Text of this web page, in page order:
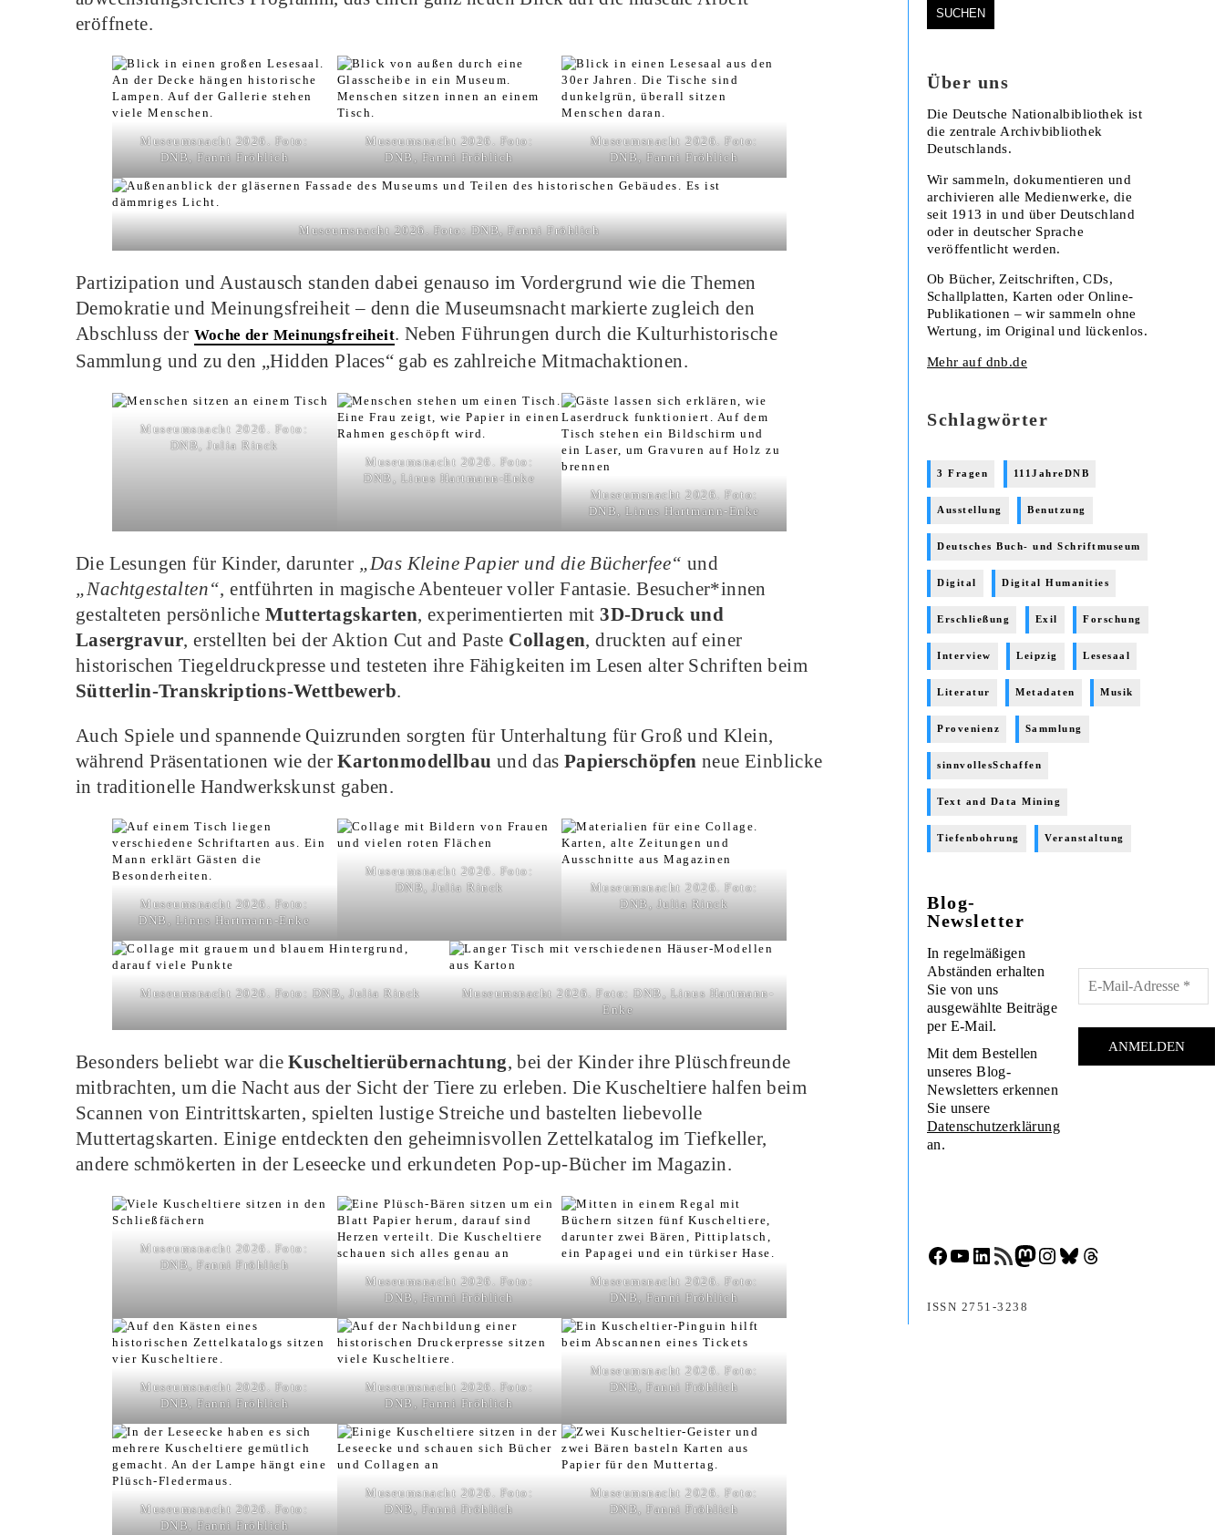
eröffnete.
Museumsnacht 2026. Foto:
DNB, Fanni Fröhlich
Museumsnacht 2026. Foto:
DNB, Fanni Fröhlich
Museumsnacht 2026. Foto:
DNB, Fanni Fröhlich
Museumsnacht 2026. Foto: DNB, Fanni Fröhlich
Partizipation und Austausch standen dabei genauso im Vordergrund wie die Themen
Demokratie und Meinungsfreiheit – denn die Museumsnacht markierte zugleich den
Abschluss der Woche der Meinungsfreiheit. Neben Führungen durch die Kulturhistorische
Sammlung und zu den „Hidden Places“ gab es zahlreiche Mitmachaktionen.
Museumsnacht 2026. Foto:
DNB, Julia Rinck
Museumsnacht 2026. Foto:
DNB, Linus Hartmann-Enke
Museumsnacht 2026. Foto:
DNB, Linus Hartmann-Enke
Die Lesungen für Kinder, darunter „Das Kleine Papier und die Bücherfee“ und
„Nachtgestalten“, entführten in magische Abenteuer voller Fantasie. Besucher*innen
gestalteten persönliche Muttertagskarten, experimentierten mit3D-Druck und
Lasergravur, erstellten bei der Aktion Cut and Paste Collagen, druckten auf einer
historischen Tiegeldruckpresse und testeten ihre Fähigkeiten im Lesen alter Schriften beim
Sütterlin-Transkriptions-Wettbewerb.
Auch Spiele und spannende Quizrunden sorgten für Unterhaltung für Groß und Klein,
während Präsentationen wie derKartonmodellbau und dasPapierschöpfen neue Einblicke
in traditionelle Handwerkskunst gaben.
Museumsnacht 2026. Foto:
DNB, Linus Hartmann-Enke
Museumsnacht 2026. Foto:
DNB, Julia Rinck
Museumsnacht 2026. Foto:
DNB, Julia Rinck
Museumsnacht 2026. Foto: DNB, Julia Rinck
Museumsnacht 2026. Foto: DNB, Linus Hartmann-
Enke
Besonders beliebt war dieKuscheltierübernachtung, bei der Kinder ihre Plüschfreunde
mitbrachten, um die Nacht aus der Sicht der Tiere zu erleben. Die Kuscheltiere halfen beim
Scannen von Eintrittskarten, spielten lustige Streiche und bastelten liebevolle
Muttertagskarten. Einige entdeckten den geheimnisvollen Zettelkatalog im Tiefkeller,
andere schmökerten in der Leseecke und erkundeten Pop-up-Bücher im Magazin.
Museumsnacht 2026. Foto:
DNB, Fanni Fröhlich
Museumsnacht 2026. Foto:
DNB, Fanni Fröhlich
Museumsnacht 2026. Foto:
DNB, Fanni Fröhlich
Museumsnacht 2026. Foto:
DNB, Fanni Fröhlich
Museumsnacht 2026. Foto:
DNB, Fanni Fröhlich
Museumsnacht 2026. Foto:
DNB, Fanni Fröhlich
Museumsnacht 2026. Foto:
DNB, Fanni Fröhlich
Museumsnacht 2026. Foto:
DNB, Fanni Fröhlich
Museumsnacht 2026. Foto:
DNB, Fanni Fröhlich
Über uns
Die Deutsche Nationalbibliothek ist
die zentrale Archivbibliothek
Deutschlands.
Wir sammeln, dokumentieren und
archivieren alle Medienwerke, die
seit 1913 in und über Deutschland
oder in deutscher Sprache
veröffentlicht werden.
Ob Bücher, Zeitschriften, CDs,
Schallplatten, Karten oder Online-
Publikationen – wir sammeln ohne
Wertung, im Original und lückenlos.
Mehr auf dnb.de
Schlagwörter
3 Fragen 111JahreDNB
Ausstellung Benutzung
Deutsches Buch- und Schriftmuseum
Digital Digital Humanities
Erschließung Exil Forschung
Interview Leipzig Lesesaal
Literatur Metadaten Musik
Provenienz Sammlung
sinnvollesSchaffen
Text and Data Mining
Tiefenbohrung Veranstaltung
Blog-
Newsletter
In regelmäßigen
Abständen erhalten
Sie von uns
ausgewählte Beiträge
per E-Mail.
Mit dem Bestellen
unseres Blog-
Newsletters erkennen
Sie unsere
Datenschutzerklärung
an.
Facebook
YouTube
LinkedIn
RSS-Feed
Mastodon
Instagram
Bluesky
Threads
ISSN 2751-3238